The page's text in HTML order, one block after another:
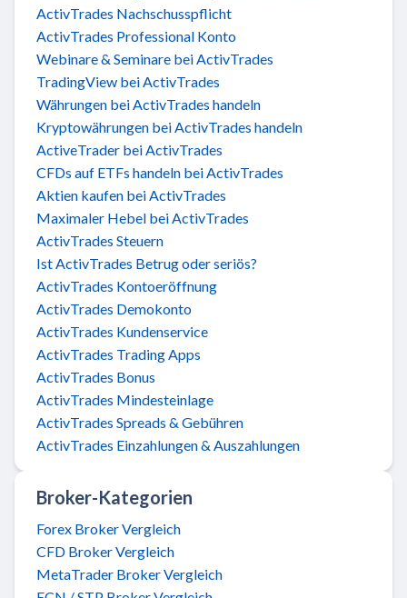
ActivTrades Nachschusspflicht
ActivTrades Professional Konto
Webinare & Seminare bei ActivTrades
TradingView bei ActivTrades
Währungen bei ActivTrades handeln
Kryptowährungen bei ActivTrades handeln
ActiveTrader bei ActivTrades
CFDs auf ETFs handeln bei ActivTrades
Aktien kaufen bei ActivTrades
Maximaler Hebel bei ActivTrades
ActivTrades Steuern
Ist ActivTrades Betrug oder seriös?
ActivTrades Kontoeröffnung
ActivTrades Demokonto
ActivTrades Kundenservice
ActivTrades Trading Apps
ActivTrades Bonus
ActivTrades Mindesteinlage
ActivTrades Spreads & Gebühren
ActivTrades Einzahlungen & Auszahlungen
Broker-Kategorien
Forex Broker Vergleich
CFD Broker Vergleich
MetaTrader Broker Vergleich